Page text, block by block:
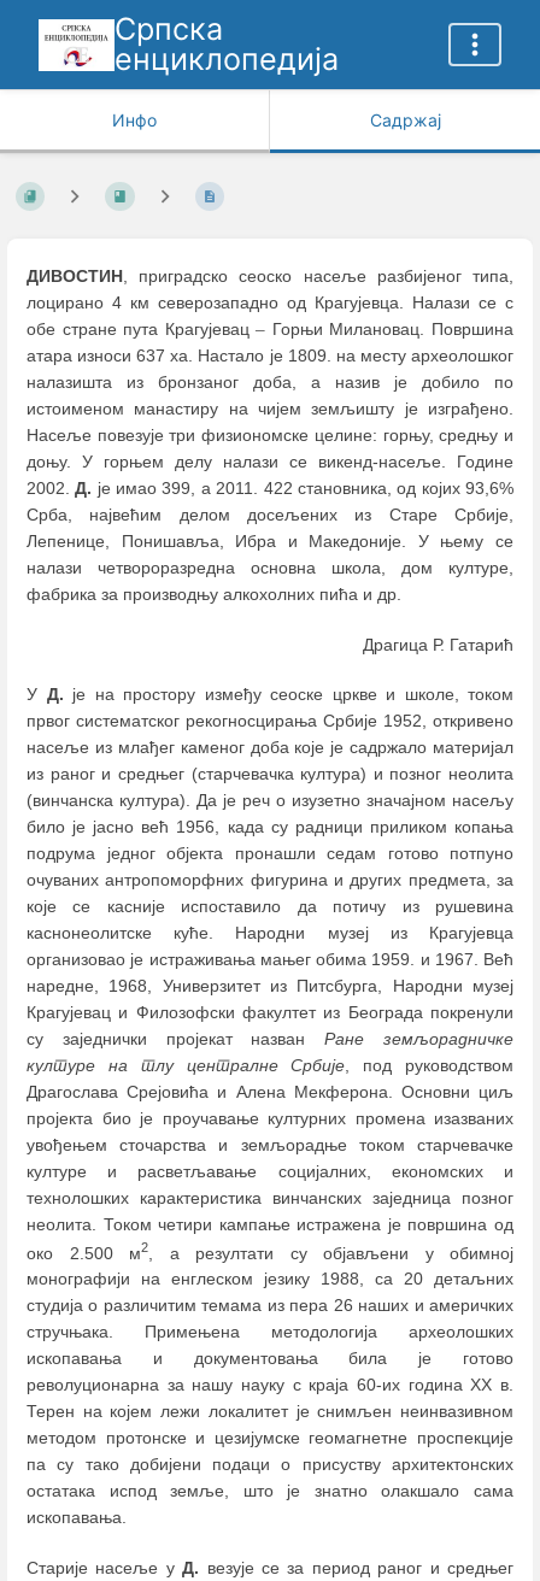
Српска
енциклопедија
Инфо Садржај
ДИВОСТИН, приградско сеоско насеље разбијеног типа,
лоцирано 4 км северозападно од Крагујевца. Налази се с
обе стране пута Крагујевац– Горњи Милановац. Површина
атара износи 637 ха. Настало је 1809. на месту археолошког
налазишта из бронзаног доба, а назив је добило по
истоименом манастиру на чијем земљишту је изграђено.
Насеље повезује три физиономске целине: горњу, средњу и
доњу. У горњем делу налази се викенд-насеље. Године
2002.Д. је имао 399, а 2011. 422 становника, од којих 93,6%
Срба, највећим делом досељених из Старе Србије,
Лепенице, Понишавља, Ибра и Македоније. У њему се
налази четвороразредна основна школа, дом културе,
фабрика за производњу алкохолних пића и др.
Драгица Р. Гатарић
У Д. је на простору између сеоске цркве и школе, током
првог систематског рекогносцирања Србије 1952, откривено
насеље из млађег каменог доба које је садржало материјал
из раног и средњег (старчевачка култура) и позног неолита
(винчанска култура). Да је реч о изузетно значајном насељу
било је јасно већ 1956, када су радници приликом копања
подрума једног објекта пронашли седам готово потпуно
очуваних антропоморфних фигурина и других предмета, за
које се касније испоставило да потичу из рушевина
каснонеолитске куће. Народни музеј из Крагујевца
организовао је истраживања мањег обима 1959. и 1967. Већ
наредне, 1968, Универзитет из Питсбурга, Народни музеј
Крагујевац и Филозофски факултет из Београда покренули
су заједнички пројекат названРане земљорадничке
културе на тлу централне Србије , под руководством
Драгослава Срејовића и Алена Мекферона. Основни циљ
пројекта био је проучавање културних промена изазваних
увођењем сточарства и земљорадње током старчевачке
културе и расветљавање социјалних, економских и
технолошких карактеристика винчанских заједница позног
неолита. Током четири кампање истражена је површина од
око 2.500 м2
, а резултати су објављени у обимној
монографији на енглеском језику 1988, са 20 детаљних
студија о различитим темама из пера 26 наших и америчких
стручњака. Примењена методологија археолошких
ископавања и документовања била је готово
револуционарна за нашу науку с краја 60-их година XX в.
Терен на коjeм лежи локалитет је снимљен неинвазивном
методом протонске и цезијумске геомагнетне проспекције
па су тако добијени подаци о присуству архитектонских
остатака испод земље, што је знатно олакшало сама
ископавања.
Старије насеље уД. везује се за период раног и средњег